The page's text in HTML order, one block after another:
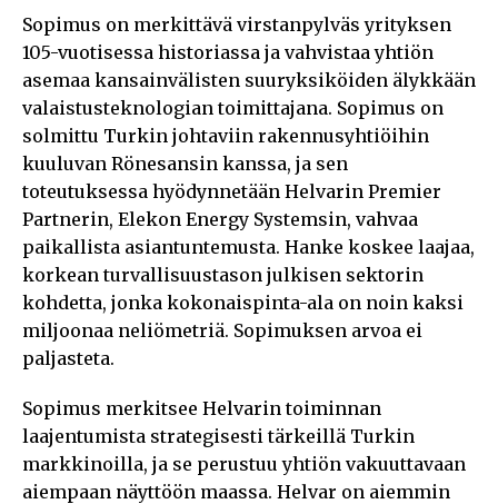
Sopimus on merkittävä virstanpylväs yrityksen
105-vuotisessa historiassa ja vahvistaa yhtiön
asemaa kansainvälisten suuryksiköiden älykkään
valaistusteknologian toimittajana. Sopimus on
solmittu Turkin johtaviin rakennusyhtiöihin
kuuluvan Rönesansin kanssa, ja sen
toteutuksessa hyödynnetään Helvarin Premier
Partnerin, Elekon Energy Systemsin, vahvaa
paikallista asiantuntemusta. Hanke koskee laajaa,
korkean turvallisuustason julkisen sektorin
kohdetta, jonka kokonaispinta-ala on noin kaksi
miljoonaa neliömetriä. Sopimuksen arvoa ei
paljasteta.
Sopimus merkitsee Helvarin toiminnan
laajentumista strategisesti tärkeillä Turkin
markkinoilla, ja se perustuu yhtiön vakuuttavaan
aiempaan näyttöön maassa. Helvar on aiemmin